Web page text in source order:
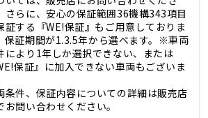
さらに、安心の保証範囲36機構343項目
証する『WE!保証』もご用意しておりま
保証期間が1.3.5年から選べます。※車両
により1年しか選択できない、または
保証』に加入できない車両もございま
条件、保証内容についての詳細は販売店
お問い合わせください。